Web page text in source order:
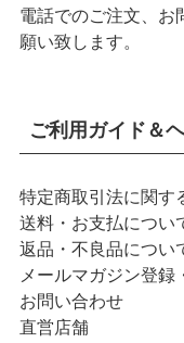
電話でのご注文、お
願い致します。
ご利用ガイド＆
特定商取引法に関す
送料・お支払につい
返品・不良品につい
メールマガジン登録
お問い合わせ
直営店舗